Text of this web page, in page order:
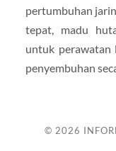
pertumbuhan
tepat, madu
untuk perawatan
penyembuhan
© 2026